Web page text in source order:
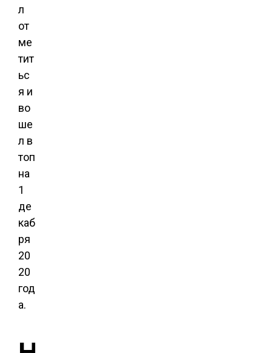
л
от
ме
тит
ьс
я и
во
ше
л в
топ
на
1
де
каб
ря
20
20
год
а.